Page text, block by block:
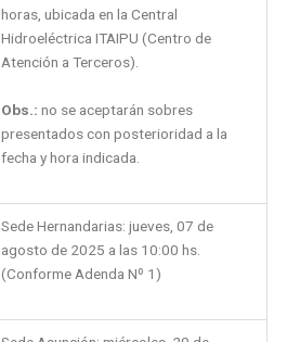
horas, ubicada en la Central
Hidroeléctrica ITAIPU (Centro de
Atención a Terceros).
Obs.: no se aceptarán sobres
presentados con posterioridad a la
fecha y hora indicada.
Sede Hernandarias: jueves, 07 de
agosto de 2025 a las 10:00 hs.
(Conforme Adenda Nº 1)